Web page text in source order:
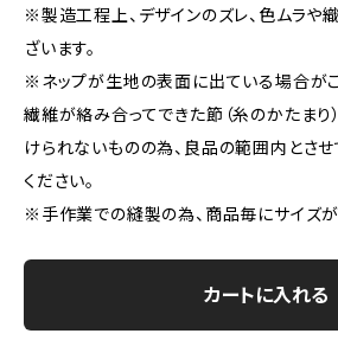
※製造工程上、デザインのズレ、色ムラや
ざいます。
※ネップが生地の表面に出ている場合がご
繊維が絡み合ってできた節（糸のかたまり
けられないものの為、良品の範囲内とさせ
ください。
※手作業での縫製の為、商品毎にサイズが
カートに入れる